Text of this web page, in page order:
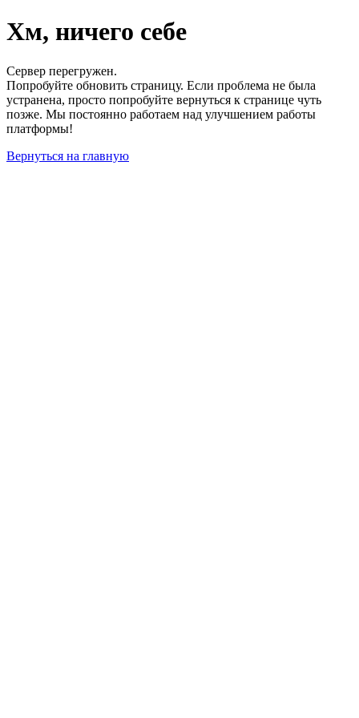
Хм, ничего себе
Сервер перегружен.
Попробуйте обновить страницу. Если проблема не была
устранена, просто попробуйте вернуться к странице чуть
позже. Мы постоянно работаем над улучшением работы
платформы!
Вернуться на главную